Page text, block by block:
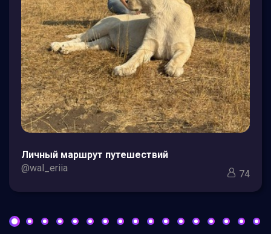
Личный маршрут путешествий
@wal_eriia
74